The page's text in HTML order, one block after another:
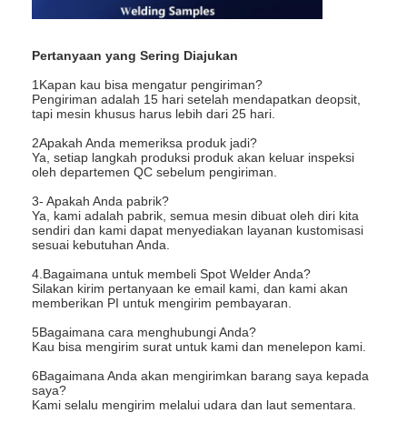
Pertanyaan yang Sering Diajukan
1Kapan kau bisa mengatur pengiriman?
Pengiriman adalah 15 hari setelah mendapatkan deopsit,
tapi mesin khusus harus lebih dari 25 hari.
2Apakah Anda memeriksa produk jadi?
Ya, setiap langkah produksi produk akan keluar inspeksi
oleh departemen QC sebelum pengiriman.
3- Apakah Anda pabrik?
Ya, kami adalah pabrik, semua mesin dibuat oleh diri kita
sendiri dan kami dapat menyediakan layanan kustomisasi
sesuai kebutuhan Anda.
4.Bagaimana untuk membeli Spot Welder Anda?
Silakan kirim pertanyaan ke email kami, dan kami akan
memberikan PI untuk mengirim pembayaran.
5Bagaimana cara menghubungi Anda?
Kau bisa mengirim surat untuk kami dan menelepon kami.
6Bagaimana Anda akan mengirimkan barang saya kepada
saya?
Kami selalu mengirim melalui udara dan laut sementara.